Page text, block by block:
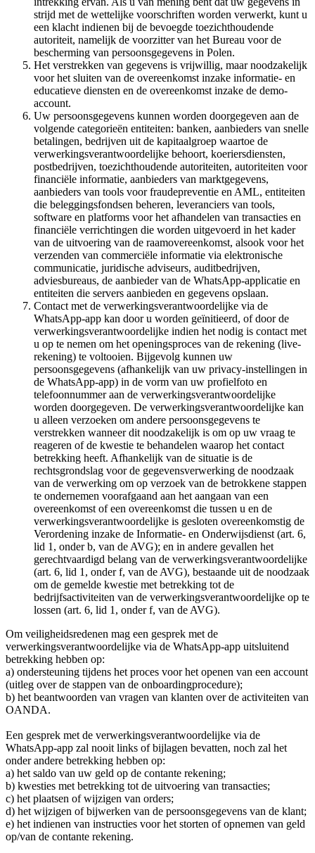
strijd met de wettelijke voorschriften worden verwerkt, kunt u
een klacht indienen bij de bevoegde toezichthoudende
autoriteit, namelijk de voorzitter van het Bureau voor de
bescherming van persoonsgegevens in Polen.
Het verstrekken van gegevens is vrijwillig, maar noodzakelijk
voor het sluiten van de overeenkomst inzake informatie- en
educatieve diensten en de overeenkomst inzake de demo-
account.
Uw persoonsgegevens kunnen worden doorgegeven aan de
volgende categorieën entiteiten: banken, aanbieders van snelle
betalingen, bedrijven uit de kapitaalgroep waartoe de
verwerkingsverantwoordelijke behoort, koeriersdiensten,
postbedrijven, toezichthoudende autoriteiten, autoriteiten voor
financiële informatie, aanbieders van marktgegevens,
aanbieders van tools voor fraudepreventie en AML, entiteiten
die beleggingsfondsen beheren, leveranciers van tools,
software en platforms voor het afhandelen van transacties en
financiële verrichtingen die worden uitgevoerd in het kader
van de uitvoering van de raamovereenkomst, alsook voor het
verzenden van commerciële informatie via elektronische
communicatie, juridische adviseurs, auditbedrijven,
adviesbureaus, de aanbieder van de WhatsApp-applicatie en
entiteiten die servers aanbieden en gegevens opslaan.
Contact met de verwerkingsverantwoordelijke via de
WhatsApp-app kan door u worden geïnitieerd, of door de
verwerkingsverantwoordelijke indien het nodig is contact met
u op te nemen om het openingsproces van de rekening (live-
rekening) te voltooien. Bijgevolg kunnen uw
persoonsgegevens (afhankelijk van uw privacy-instellingen in
de WhatsApp-app) in de vorm van uw profielfoto en
telefoonnummer aan de verwerkingsverantwoordelijke
worden doorgegeven. De verwerkingsverantwoordelijke kan
u alleen verzoeken om andere persoonsgegevens te
verstrekken wanneer dit noodzakelijk is om op uw vraag te
reageren of de kwestie te behandelen waarop het contact
betrekking heeft. Afhankelijk van de situatie is de
rechtsgrondslag voor de gegevensverwerking de noodzaak
van de verwerking om op verzoek van de betrokkene stappen
te ondernemen voorafgaand aan het aangaan van een
overeenkomst of een overeenkomst die tussen u en de
verwerkingsverantwoordelijke is gesloten overeenkomstig de
Verordening inzake de Informatie- en Onderwijsdienst (art. 6,
lid 1, onder b, van de AVG); en in andere gevallen het
gerechtvaardigd belang van de verwerkingsverantwoordelijke
(art. 6, lid 1, onder f, van de AVG), bestaande uit de noodzaak
om de gemelde kwestie met betrekking tot de
bedrijfsactiviteiten van de verwerkingsverantwoordelijke op te
lossen (art. 6, lid 1, onder f, van de AVG).
Om veiligheidsredenen mag een gesprek met de
verwerkingsverantwoordelijke via de WhatsApp-app uitsluitend
betrekking hebben op:
a) ondersteuning tijdens het proces voor het openen van een account
(uitleg over de stappen van de onboardingprocedure);
b) het beantwoorden van vragen van klanten over de activiteiten van
OANDA.
Een gesprek met de verwerkingsverantwoordelijke via de
WhatsApp-app zal nooit links of bijlagen bevatten, noch zal het
onder andere betrekking hebben op:
a) het saldo van uw geld op de contante rekening;
b) kwesties met betrekking tot de uitvoering van transacties;
c) het plaatsen of wijzigen van orders;
d) het wijzigen of bijwerken van de persoonsgegevens van de klant;
e) het indienen van instructies voor het storten of opnemen van geld
op/van de contante rekening.